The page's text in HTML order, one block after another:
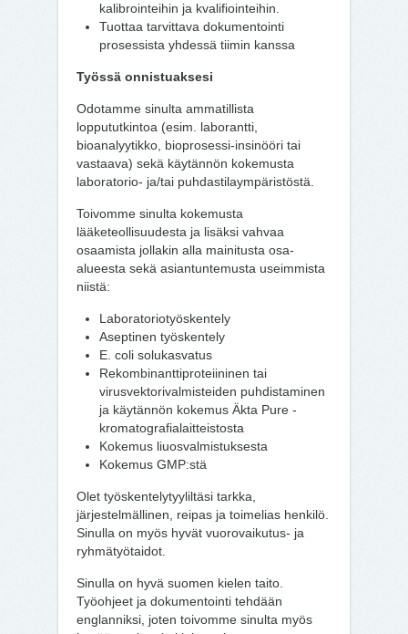
kalibrointeihin ja kvalifiointeihin.
Tuottaa tarvittava dokumentointi
prosessista yhdessä tiimin kanssa
Työssä onnistuaksesi
Odotamme sinulta ammatillista
loppututkintoa (esim. laborantti,
bioanalyytikko, bioprosessi-insinööri tai
vastaava) sekä käytännön kokemusta
laboratorio- ja/tai puhdastilaympäristöstä.
Toivomme sinulta kokemusta
lääketeollisuudesta ja lisäksi vahvaa
osaamista jollakin alla mainitusta osa-
alueesta sekä asiantuntemusta useimmista
niistä:
Laboratoriotyöskentely
Aseptinen työskentely
E. coli solukasvatus
Rekombinanttiproteiininen tai
virusvektorivalmisteiden puhdistaminen
ja käytännön kokemus Äkta Pure -
kromatografialaitteistosta
Kokemus liuosvalmistuksesta
Kokemus GMP:stä
Olet työskentelytyyliltäsi tarkka,
järjestelmällinen, reipas ja toimelias henkilö.
Sinulla on myös hyvät vuorovaikutus- ja
ryhmätyötaidot.
Sinulla on hyvä suomen kielen taito.
Työohjeet ja dokumentointi tehdään
englanniksi, joten toivomme sinulta myös